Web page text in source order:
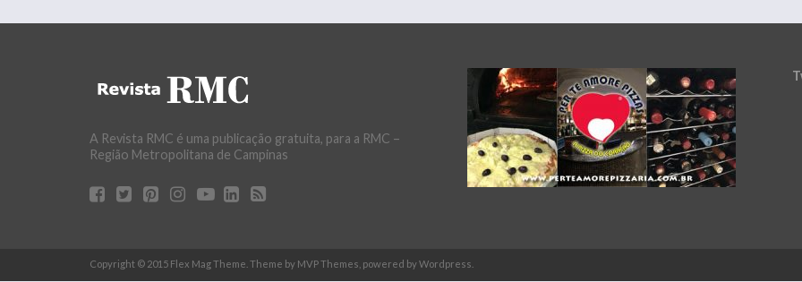
A Revista RMC é uma publicação gratuita, para a RMC –
Região Metropolitana de Campinas
Copyright © 2015 Flex Mag Theme. Theme by MVP Themes, powered by Wordpress.